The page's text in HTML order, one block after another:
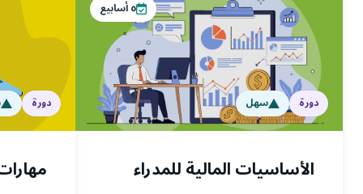
٥أسابيع
دورة سهل
الأساسيات المالية للمدراء
دورة